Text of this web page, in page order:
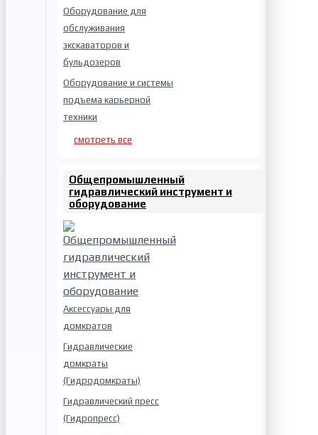
Оборудование для
обслуживания
экскаваторов и
бульдозеров
Оборудование и системы
подъема карьерной
техники
смотреть все
Общепромышленный
гидравлический инструмент и
оборудование
Аксессуары для
домкратов
Гидравлические
домкраты
(Гидродомкраты)
Гидравлический пресс
(Гидропресс)